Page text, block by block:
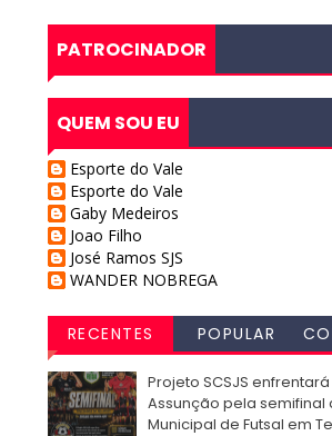
PATROCINADOR
QUEM SOU EU
Esporte do Vale
Esporte do Vale
Gaby Medeiros
Joao Filho
José Ramos SJS
WANDER NOBREGA
RECENTES POPULAR
Projeto SCSJS
Assunção pela semifinal
Municipal de Futsal em